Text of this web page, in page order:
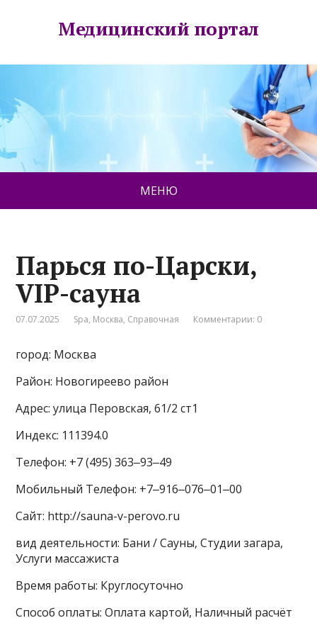
Медицинский портал
МЕНЮ
Парься по-Царски,
VIP-сауна
07.07.2025 Spa, Москва, Справочная Комментарии: 0
город: Москва
Район: Новогиреево район
Адрес: улица Перовская, 61/2 ст1
Индекс: 111394.0
Телефон: +7 (495) 363‒93‒49
Мобильный Телефон: +7‒916‒076‒01‒00
Сайт: http://sauna-v-perovo.ru
вид деятельности: Бани / Сауны, Студии загара,
Услуги массажиста
Время работы: Круглосуточно
Способ оплаты: Оплата картой, Наличный расчёт